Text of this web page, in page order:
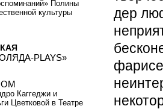
дер
Полины
культуры
PLAYS»
Каггеджи и
Цветковой в Театре